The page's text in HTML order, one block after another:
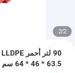
2
/
2
63.5 * 46 * 64 سم